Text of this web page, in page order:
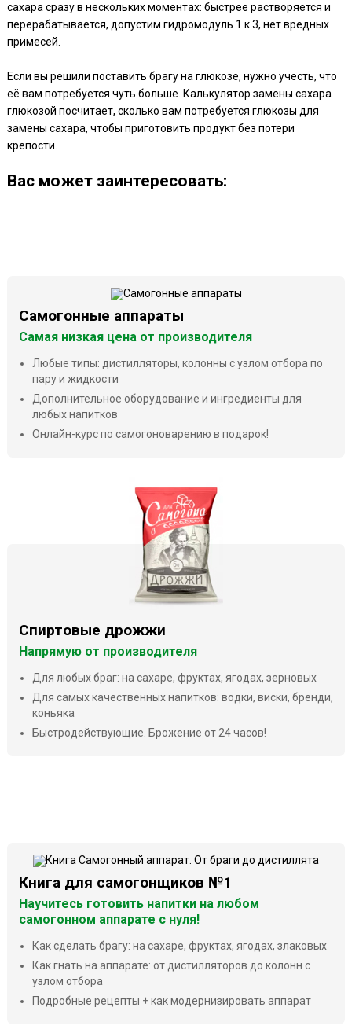
сахара сразу в нескольких моментах: быстрее растворяется и
перерабатывается, допустим гидромодуль 1 к 3, нет вредных
примесей.
Если вы решили поставить брагу на глюкозе, нужно учесть, что
её вам потребуется чуть больше. Калькулятор замены сахара
глюкозой посчитает, сколько вам потребуется глюкозы для
замены сахара, чтобы приготовить продукт без потери
крепости.
Ваc может заинтересовать:
Самогонные аппараты
Самая низкая цена от производителя
Любые типы: дистилляторы, колонны с узлом отбора по
пару и жидкости
Дополнительное оборудование и ингредиенты для
любых напитков
Онлайн-курс по самогоноварению в подарок!
Спиртовые дрожжи
Напрямую от производителя
Для любых браг: на сахаре, фруктах, ягодах, зерновых
Для самых качественных напитков: водки, виски, бренди,
коньяка
Быстродействующие. Брожение от 24 часов!
Книга для самогонщиков №1
Научитесь готовить напитки на любом
самогонном аппарате с нуля!
Как сделать брагу: на сахаре, фруктах, ягодах, злаковых
Как гнать на аппарате: от дистилляторов до колонн с
узлом отбора
Подробные рецепты + как модернизировать аппарат